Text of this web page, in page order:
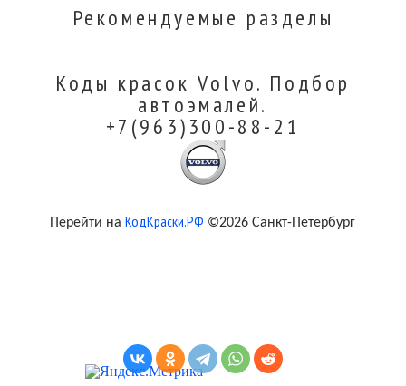
Рекомендуемые разделы
Коды красок Volvo. Подбор
автоэмалей.
+7(963)300-88-21
Перейти на КодКраски.РФ ©2026 Санкт-Петербург